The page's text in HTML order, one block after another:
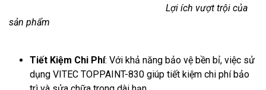
Lợi ích vượt trội của
sản phẩm
Tiết Kiệm Chi Phí: Với khả năng bảo vệ bền bỉ, việc sử
dụng VITEC TOPPAINT-830 giúp tiết kiệm chi phí bảo